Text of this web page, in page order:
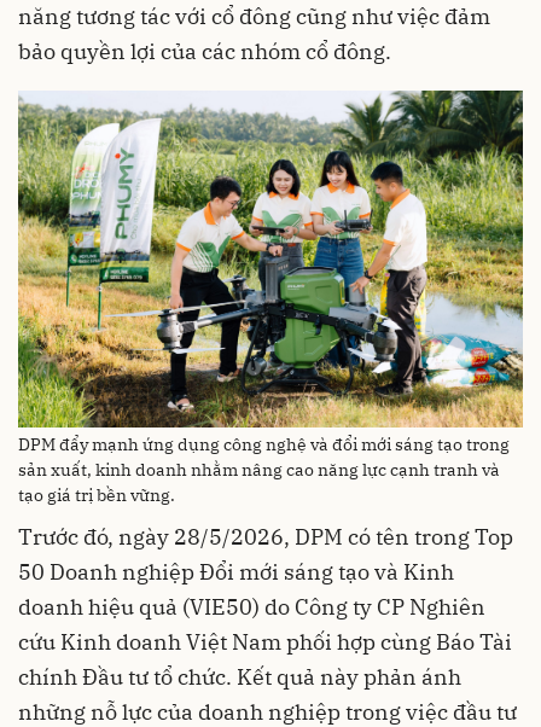
năng tương tác với cổ đông cũng như việc đảm
bảo quyền lợi của các nhóm cổ đông.
DPM đẩy mạnh ứng dụng công nghệ và đổi mới sáng tạo trong
sản xuất, kinh doanh nhằm nâng cao năng lực cạnh tranh và
tạo giá trị bền vững.
Trước đó, ngày 28/5/2026, DPM có tên trong Top
50 Doanh nghiệp Đổi mới sáng tạo và Kinh
doanh hiệu quả (VIE50) do Công ty CP Nghiên
cứu Kinh doanh Việt Nam phối hợp cùng Báo Tài
chính Đầu tư tổ chức. Kết quả này phản ánh
những nỗ lực của doanh nghiệp trong việc đầu tư